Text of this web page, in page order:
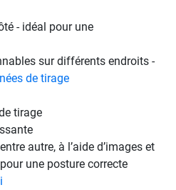
- idéal pour une
sur différents endroits -
de tirage
tirage
autre, à l’aide d’images et
une posture correcte